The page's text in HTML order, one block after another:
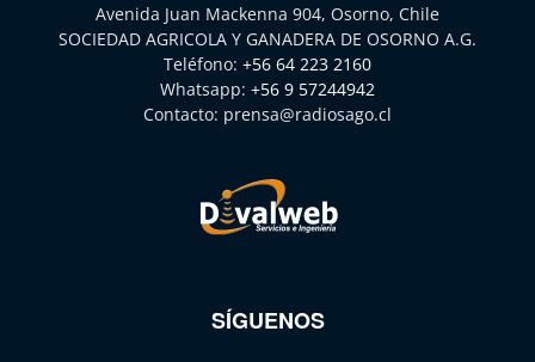
Avenida Juan Mackenna 904, Osorno, Chile
SOCIEDAD AGRICOLA Y GANADERA DE OSORNO A.G.
Teléfono: +56 64 223 2160
Whatsapp: +56 9 57244942
Contacto: prensa@radiosago.cl
SÍGUENOS